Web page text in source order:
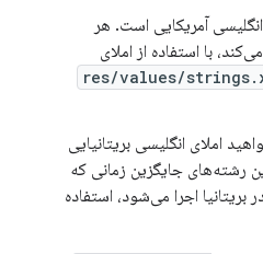
آمریکایی است. هر
با استفاده از املای
res/values/
املای انگلیسی بریتانیایی
رشته‌های جایگزین زمانی که
اجرا می‌شود، استفاده